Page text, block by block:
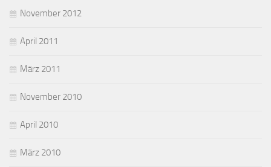
November 2012
April 2011
März 2011
November 2010
April 2010
März 2010